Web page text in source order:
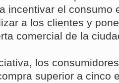
incentivar el consumo
a los clientes y
comercial de la
los
superior a cinco